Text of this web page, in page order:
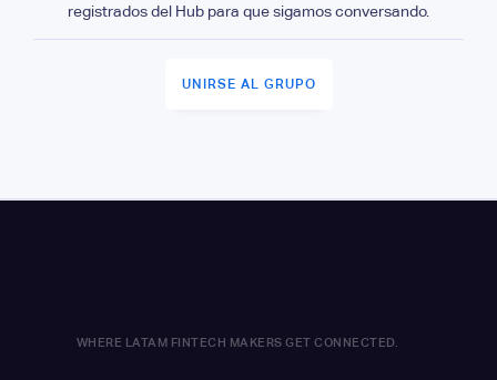
registrados del Hub para que sigamos conversando.
UNIRSE AL GRUPO
WHERE LATAM FINTECH MAKERS GET CONNECTED.